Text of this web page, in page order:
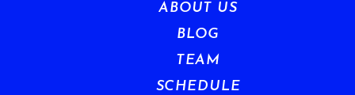
ABOUT US
BLOG
TEAM
SCHEDULE